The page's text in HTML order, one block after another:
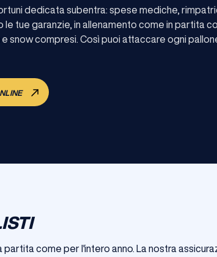
dedicata subentra: spese mediche,
tue garanzie, in allenamento come in partita
snow compresi. Così puoi attaccare ogni
come per l'intero anno. La nostra